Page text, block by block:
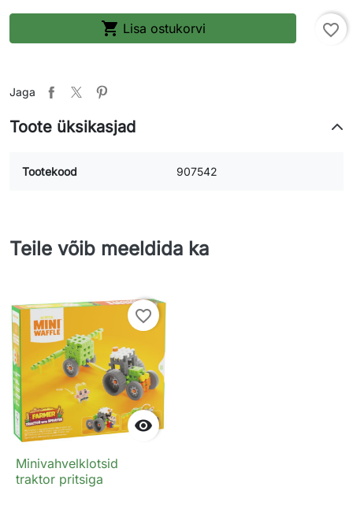
 Lisa ostukorvi favorite_border
Jaga
Toote üksikasjad
Tootekood 907542
Teile võib meeldida ka

favorite_border
Minivahvelklotsid
traktor pritsiga